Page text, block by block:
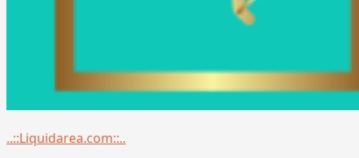
Menu
..::Liquidarea.com::..